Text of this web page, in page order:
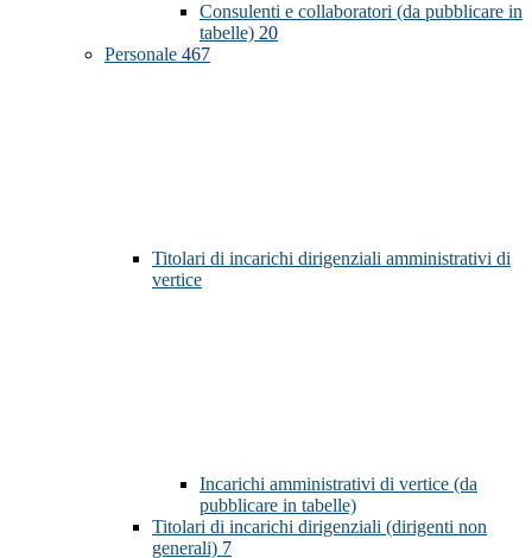
Consulenti e collaboratori (da pubblicare in
tabelle) 20
Personale 467
Titolari di incarichi dirigenziali amministrativi di
vertice
Incarichi amministrativi di vertice (da
pubblicare in tabelle)
Titolari di incarichi dirigenziali (dirigenti non
generali) 7